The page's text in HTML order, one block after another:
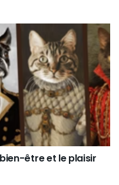
être et le plaisir